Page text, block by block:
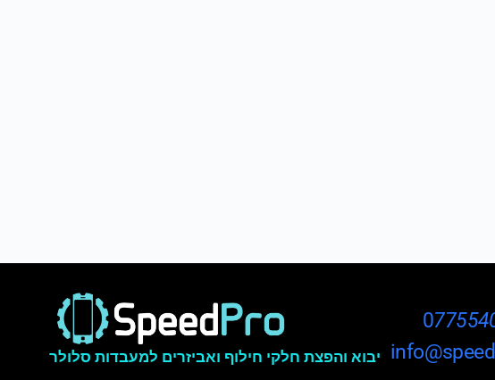
יבוא והפצת חלקי חילוף ואביזרים למעבדות סלולר